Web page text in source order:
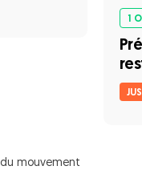
1
du mouvement